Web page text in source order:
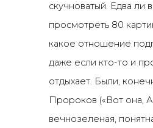
скучноватый. Едва ли
просмотреть 80
какое отношение
даже если кто-то и
отдыхает. Были,
Пророков («Вот она,
вечнозеленая,